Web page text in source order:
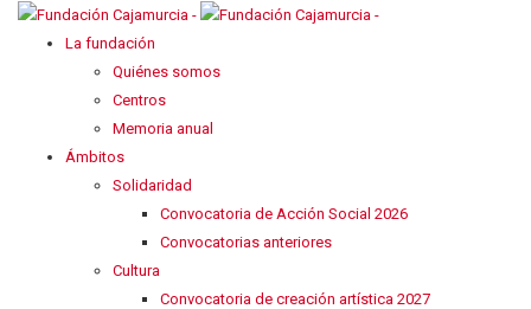
La fundación
Quiénes somos
Centros
Memoria anual
Ámbitos
Solidaridad
Convocatoria de Acción Social 2026
Convocatorias anteriores
Cultura
Convocatoria de creación artística 2027